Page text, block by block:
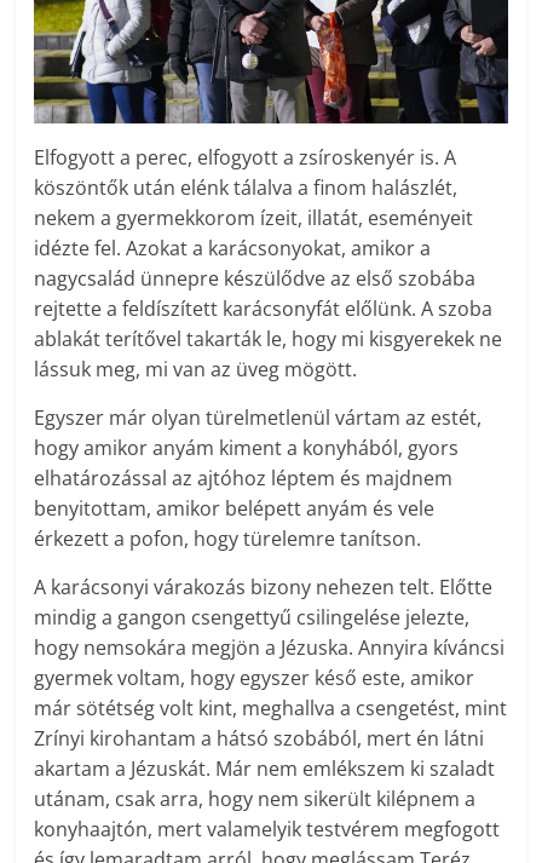
Elfogyott a perec, elfogyott a zsíroskenyér is. A
köszöntők után elénk tálalva a finom halászlét,
nekem a gyermekkorom ízeit, illatát, eseményeit
idézte fel. Azokat a karácsonyokat, amikor a
nagycsalád ünnepre készülődve az első szobába
rejtette a feldíszített karácsonyfát előlünk. A szoba
ablakát terítővel takarták le, hogy mi kisgyerekek ne
lássuk meg, mi van az üveg mögött.
Egyszer már olyan türelmetlenül vártam az estét,
hogy amikor anyám kiment a konyhából, gyors
elhatározással az ajtóhoz léptem és majdnem
benyitottam, amikor belépett anyám és vele
érkezett a pofon, hogy türelemre tanítson.
A karácsonyi várakozás bizony nehezen telt. Előtte
mindig a gangon csengettyű csilingelése jelezte,
hogy nemsokára megjön a Jézuska. Annyira kíváncsi
gyermek voltam, hogy egyszer késő este, amikor
már sötétség volt kint, meghallva a csengetést, mint
Zrínyi kirohantam a hátsó szobából, mert én látni
akartam a Jézuskát. Már nem emlékszem ki szaladt
utánam, csak arra, hogy nem sikerült kilépnem a
konyhaajtón, mert valamelyik testvérem megfogott